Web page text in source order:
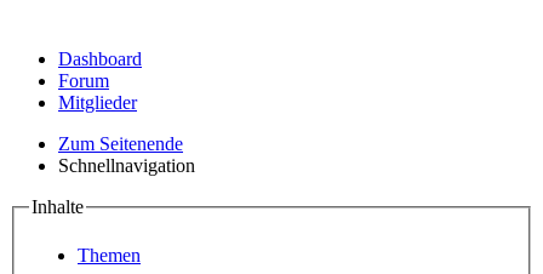
Dashboard
Forum
Mitglieder
Zum Seitenende
Schnellnavigation
Inhalte
Themen